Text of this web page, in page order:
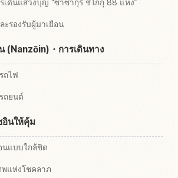
เดินแสวงบุญ “ซาซากุริ ชิโกกุ 88 แห่ง”
ะรองรับผู้มาเยือน
(Nanzōin)・การเดินทาง
ถไฟ
ถยนต์
อินให้คุ้ม
นแบบใกล้ชิด
พแห่งโชคลาภ